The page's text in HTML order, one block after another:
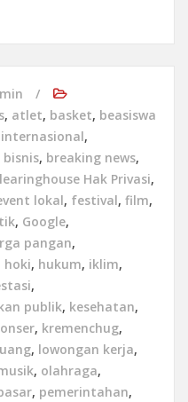
, atlet, basket, beasiswa
,
bisnis, breaking news,
Hak Privasi,
lokal, festival, film,
, Google,
pangan,
hoki, hukum, iklim,
,
publik, kesehatan,
, kremenchug,
, lowongan kerja,
, olahraga,
, pemerintahan,